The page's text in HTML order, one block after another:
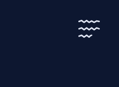
*
*